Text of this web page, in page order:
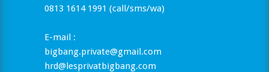
0813 1614 1991 (call/sms/wa)
E-mail :
bigbang.private@gmail.com
hrd@lesprivatbigbang.com